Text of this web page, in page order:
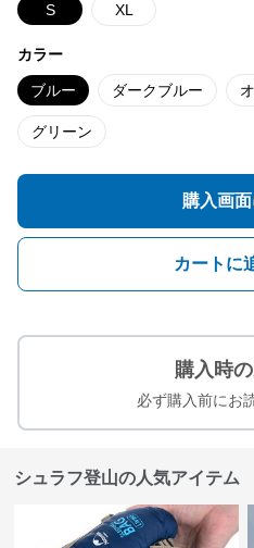
S XL
カラー
ブルー ダークブルー
グリーン
購入画
カートに
購入時
必ず購入前にお
シュラフ登山の人気アイテム